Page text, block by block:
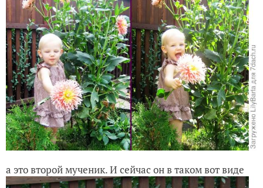
а это второй мученик. И сейчас он в таком вот виде